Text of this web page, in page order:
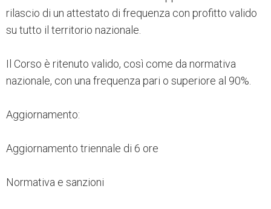
rilascio di un attestato di frequenza con profitto valido
su tutto il territorio nazionale.
Il Corso è ritenuto valido, così come da normativa
nazionale, con una frequenza pari o superiore al 90%.
Aggiornamento:
Aggiornamento triennale di 6 ore
Normativa e sanzioni